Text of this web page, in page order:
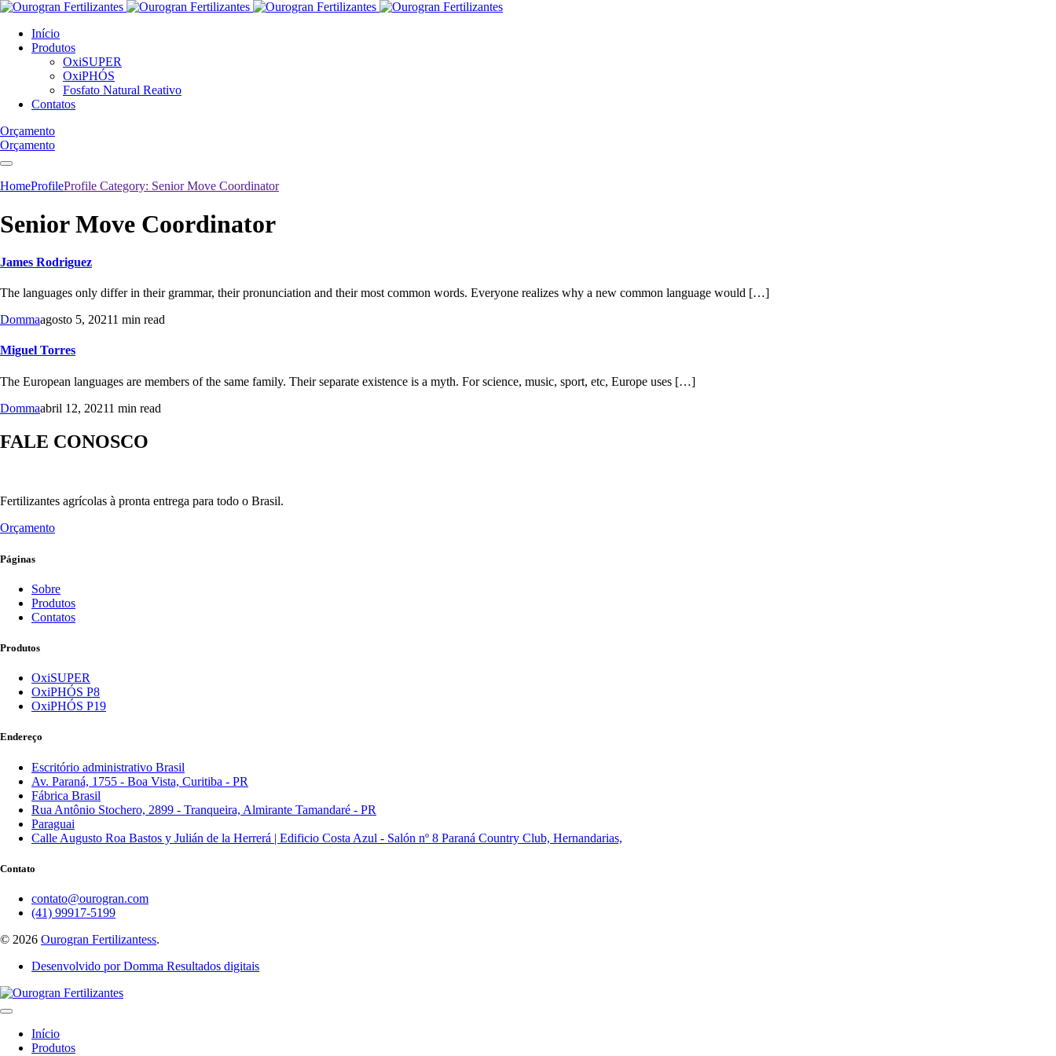
Início
Produtos
OxiSUPER
OxiPHÓS
Fosfato Natural Reativo
Contatos
Orçamento
Orçamento
HomeProfileProfile Category: Senior Move Coordinator
Senior Move Coordinator
James Rodriguez
The languages only differ in their grammar, their pronunciation and their most common words. Everyone realizes why a new common language would […]
Dommaagosto 5, 20211 min read
Miguel Torres
The European languages are members of the same family. Their separate existence is a myth. For science, music, sport, etc, Europe uses […]
Dommaabril 12, 20211 min read
FALE CONOSCO
Fertilizantes agrícolas à pronta entrega para todo o Brasil.
Orçamento
Páginas
Sobre
Produtos
Contatos
Produtos
OxiSUPER
OxiPHÓS P8
OxiPHÓS P19
Endereço
Escritório administrativo Brasil
Av. Paraná, 1755 - Boa Vista, Curitiba - PR
Fábrica Brasil
Rua Antônio Stochero, 2899 - Tranqueira, Almirante Tamandaré - PR
Paraguai
Calle Augusto Roa Bastos y Julián de la Herrerá | Edificio Costa Azul - Salón nº 8 Paraná Country Club, Hernandarias,
Contato
contato@ourogran.com
(41) 99917-5199
© 2026 Ourogran Fertilizantess.
Desenvolvido por Domma Resultados digitais
Início
Produtos